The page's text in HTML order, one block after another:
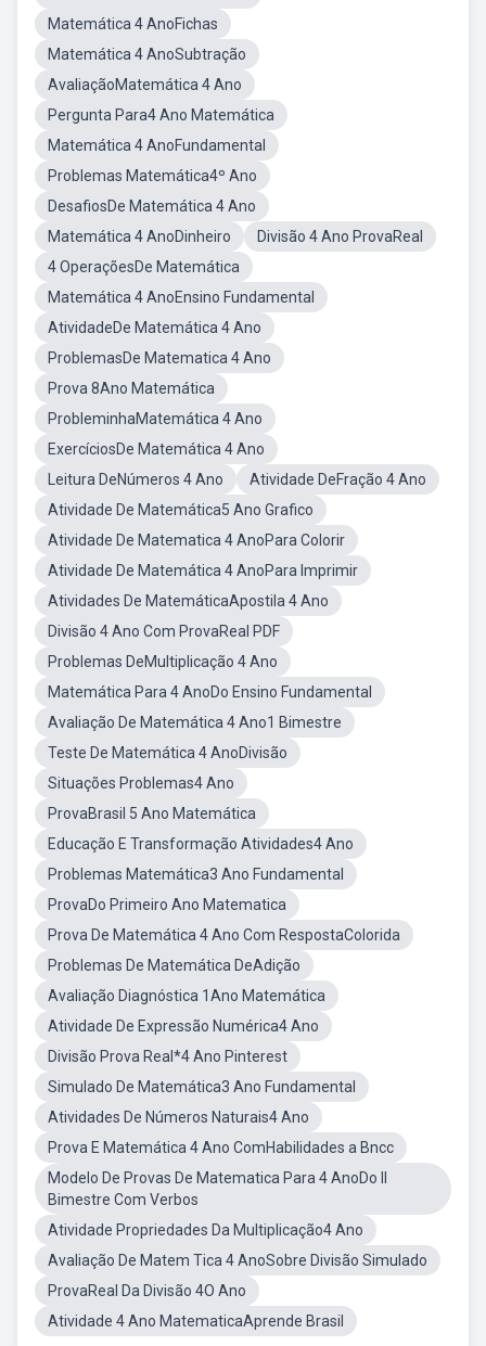
Matemática 4 AnoFichas
Matemática 4 AnoSubtração
AvaliaçãoMatemática 4 Ano
Pergunta Para4 Ano Matemática
Matemática 4 AnoFundamental
Problemas Matemática4º Ano
DesafiosDe Matemática 4 Ano
Matemática 4 AnoDinheiro
Divisão 4 Ano ProvaReal
4 OperaçõesDe Matemática
Matemática 4 AnoEnsino Fundamental
AtividadeDe Matemática 4 Ano
ProblemasDe Matematica 4 Ano
Prova 8Ano Matemática
ProbleminhaMatemática 4 Ano
ExercíciosDe Matemática 4 Ano
Leitura DeNúmeros 4 Ano
Atividade DeFração 4 Ano
Atividade De Matemática5 Ano Grafico
Atividade De Matematica 4 AnoPara Colorir
Atividade De Matemática 4 AnoPara Imprimir
Atividades De MatemáticaApostila 4 Ano
Divisão 4 Ano Com ProvaReal PDF
Problemas DeMultiplicação 4 Ano
Matemática Para 4 AnoDo Ensino Fundamental
Avaliação De Matemática 4 Ano1 Bimestre
Teste De Matemática 4 AnoDivisão
Situações Problemas4 Ano
ProvaBrasil 5 Ano Matemática
Educação E Transformação Atividades4 Ano
Problemas Matemática3 Ano Fundamental
ProvaDo Primeiro Ano Matematica
Prova De Matemática 4 Ano Com RespostaColorida
Problemas De Matemática DeAdição
Avaliação Diagnóstica 1Ano Matemática
Atividade De Expressão Numérica4 Ano
Divisão Prova Real*4 Ano Pinterest
Simulado De Matemática3 Ano Fundamental
Atividades De Números Naturais4 Ano
Prova E Matemática 4 Ano ComHabilidades a Bncc
Modelo De Provas De Matematica Para 4 AnoDo II
Bimestre Com Verbos
Atividade Propriedades Da Multiplicação4 Ano
Avaliação De Matem Tica 4 AnoSobre Divisão Simulado
ProvaReal Da Divisão 4O Ano
Atividade 4 Ano MatematicaAprende Brasil